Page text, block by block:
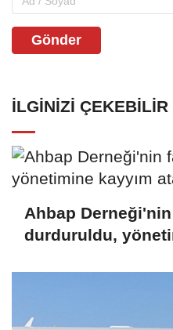
Gönder
İLGINIZI ÇEKEBILIR
Ahbap
durduruldu,